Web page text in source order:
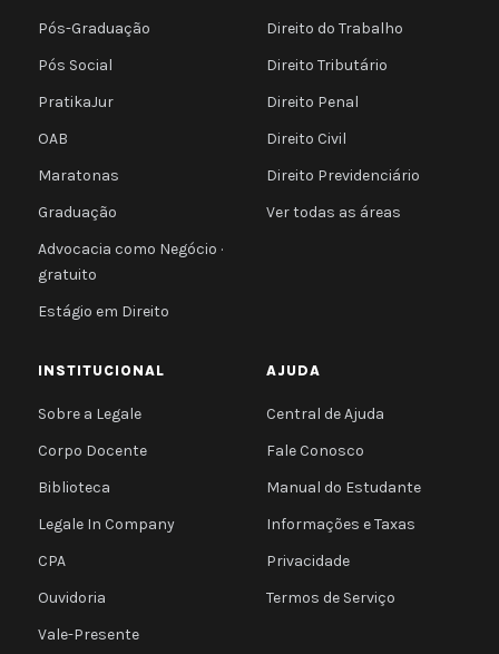
Pós-Graduação
Pós Social
PratikaJur
OAB
Maratonas
Graduação
Advocacia como Negócio ·
gratuito
Estágio em Direito
Direito do Trabalho
Direito Tributário
Direito Penal
Direito Civil
Direito Previdenciário
Ver todas as áreas
INSTITUCIONAL
Sobre a Legale
Corpo Docente
Biblioteca
Legale In Company
CPA
Ouvidoria
Vale-Presente
AJUDA
Central de Ajuda
Fale Conosco
Manual do Estudante
Informações e Taxas
Privacidade
Termos de Serviço